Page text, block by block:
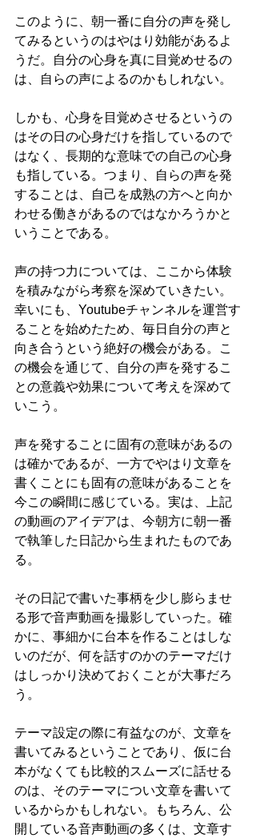
このように、朝一番に自分の声を発し
てみるというのはやはり効能があるよ
うだ。自分の心身を真に目覚めせるの
は、自らの声によるのかもしれない。
しかも、心身を目覚めさせるというの
はその日の心身だけを指しているので
はなく、長期的な意味での自己の心身
も指している。つまり、自らの声を発
することは、自己を成熟の方へと向か
わせる働きがあるのではなかろうかと
いうことである。
声の持つ力については、ここから体験
を積みながら考察を深めていきたい。
幸いにも、Youtubeチャンネルを運営す
ることを始めたため、毎日自分の声と
向き合うという絶好の機会がある。こ
の機会を通じて、自分の声を発するこ
との意義や効果について考えを深めて
いこう。
声を発することに固有の意味があるの
は確かであるが、一方でやはり文章を
書くことにも固有の意味があることを
今この瞬間に感じている。実は、上記
の動画のアイデアは、今朝方に朝一番
で執筆した日記から生まれたものであ
る。
その日記で書いた事柄を少し膨らませ
る形で音声動画を撮影していった。確
かに、事細かに台本を作ることはしな
いのだが、何を話すのかのテーマだけ
はしっかり決めておくことが大事だろ
う。
テーマ設定の際に有益なのが、文章を
書いてみるということであり、仮に台
本がなくても比較的スムーズに話せる
のは、そのテーマについ文章を書いて
いるからかもしれない。もちろん、公
開している音声動画の多くは、文章す